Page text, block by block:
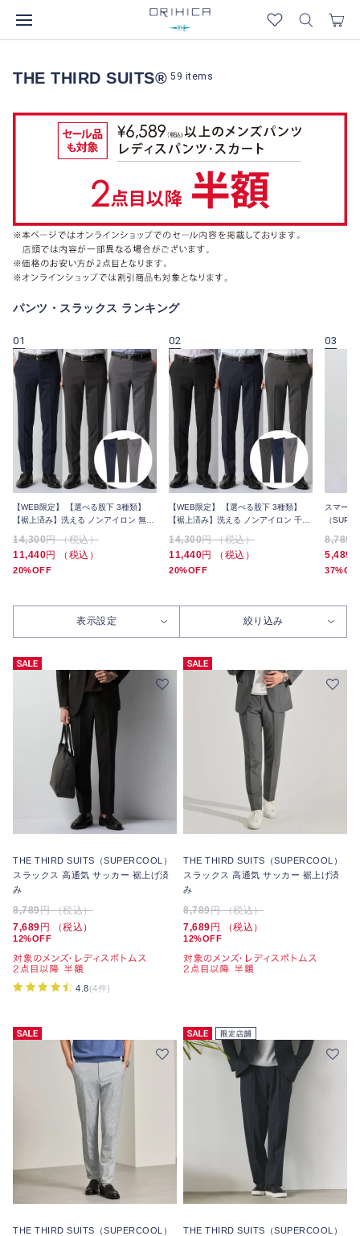
THE THIRD SUITS® 59 items
パンツ・スラックス ランキング
01
【WEB限定】 【選べる股下 3種類】
【裾上済み】洗える ノンアイロン 無地
14,300円 （税込）
11,440円 （税込）
20%OFF
02
【WEB限定】 【選べる股下 3種類】
【裾上済み】洗える ノンアイロン 千鳥
14,300円 （税込）
11,440円 （税込）
20%OFF
03
スマート
（
8,789
5,489
表示設定 絞り込み
THE THIRD SUITS（SUPERCOOL）
スラックス 高通気 サッカー 裾上げ済
み
8,789円 （税込）
7,689 円 （税込）
12%OFF
4.8(4件)
THE THIRD SUITS（SUPERCOOL）
スラックス 高通気 サッカー 裾上げ済
み
8,789円 （税込）
7,689 円 （税込）
12%OFF
THE THIRD SUITS（SUPERCOOL）
THE THIRD SUITS（SUPERCOOL）